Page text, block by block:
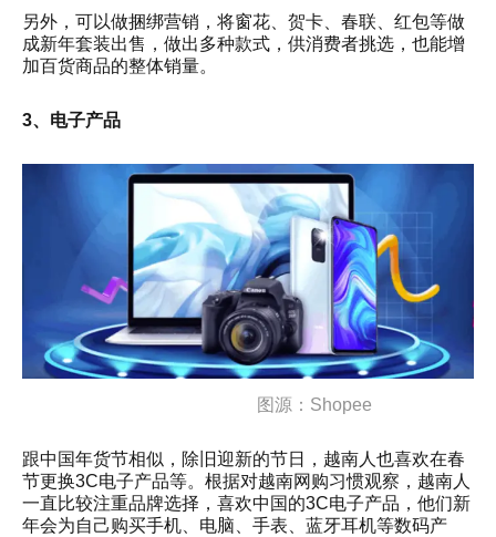
另外，可以做捆绑营销，将窗花、贺卡、春联、红包等做
成新年套装出售，做出多种款式，供消费者挑选，也能增
加百货商品的整体销量。
3、电子产品
图源：Shopee
跟中国年货节相似，除旧迎新的节日，越南人也喜欢在春
节更换3C电子产品等。根据对越南网购习惯观察，越南人
一直比较注重品牌选择，喜欢中国的3C电子产品，他们新
年会为自己购买手机、电脑、手表、蓝牙耳机等数码产